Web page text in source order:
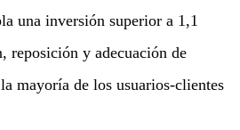
una inversión superior a 1,1
reposición y adecuación de
mayoría de los usuarios-clientes